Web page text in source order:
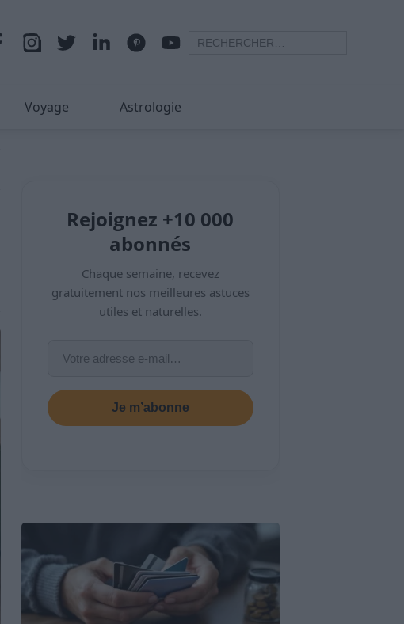
Voyage Astrologie
Rejoignez +10 000
abonnés
Chaque semaine, recevez
gratuitement nos meilleures astuces
utiles et naturelles.
Je m’abonne